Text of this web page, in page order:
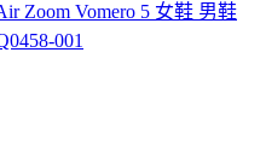
Zoom Vomero 5 女鞋 男鞋
001